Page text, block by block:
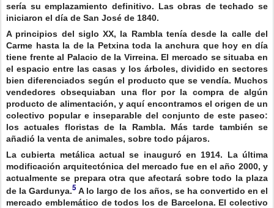
sería su emplazamiento definitivo. Las obras de techado se
iniciaron el día de San José de 1840.
A principios del siglo XX, la Rambla tenía desde la calle del
Carme hasta la de la Petxina toda la anchura que hoy en día
tiene frente al Palacio de la Virreina. El mercado se situaba en
el espacio entre las casas y los árboles, dividido en sectores
bien diferenciados según el producto que se vendía. Muchos
vendedores obsequiaban una flor por la compra de algún
producto de alimentación, y aquí encontramos el origen de un
colectivo popular e inseparable del conjunto de este paseo:
los actuales floristas de la Rambla. Más tarde también se
añadió la venta de animales, sobre todo pájaros.
La cubierta metálica actual se inauguró en 1914. La última
modificación arquitectónica del mercado fue en el año 2000, y
actualmente se prepara otra que afectará sobre todo la plaza
de la Gardunya.5 A lo largo de los años, se ha convertido en el
mercado emblemático de todos los de Barcelona. El colectivo